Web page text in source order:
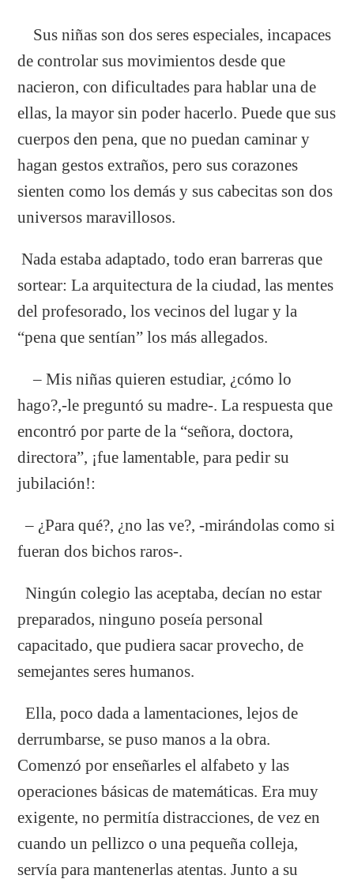
Sus niñas son dos seres especiales, incapaces
de controlar sus movimientos desde que
nacieron, con dificultades para hablar una de
ellas, la mayor sin poder hacerlo. Puede que sus
cuerpos den pena, que no puedan caminar y
hagan gestos extraños, pero sus corazones
sienten como los demás y sus cabecitas son dos
universos maravillosos.
Nada estaba adaptado, todo eran barreras que
sortear: La arquitectura de la ciudad, las mentes
del profesorado, los vecinos del lugar y la
“pena que sentían” los más allegados.
– Mis niñas quieren estudiar, ¿cómo lo
hago?,-le preguntó su madre-. La respuesta que
encontró por parte de la “señora, doctora,
directora”, ¡fue lamentable, para pedir su
jubilación!:
– ¿Para qué?, ¿no las ve?, -mirándolas como si
fueran dos bichos raros-.
Ningún colegio las aceptaba, decían no estar
preparados, ninguno poseía personal
capacitado, que pudiera sacar provecho, de
semejantes seres humanos.
Ella, poco dada a lamentaciones, lejos de
derrumbarse, se puso manos a la obra.
Comenzó por enseñarles el alfabeto y las
operaciones básicas de matemáticas. Era muy
exigente, no permitía distracciones, de vez en
cuando un pellizco o una pequeña colleja,
servía para mantenerlas atentas. Junto a su